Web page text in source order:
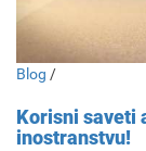
Blog /
Korisni saveti
inostranstvu!